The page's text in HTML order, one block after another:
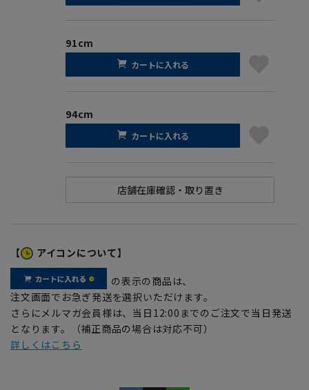
91cm
カートに入れる
94cm
カートに入れる
【 アイコンについて】
の表示の商品は、
注文画面でお急ぎ発送を選択いただけます。
さらにメルマガ会員様は、当日12:00までのご注文で当日発送
となります。（補正商品の場合は対応不可）
詳しくはこちら